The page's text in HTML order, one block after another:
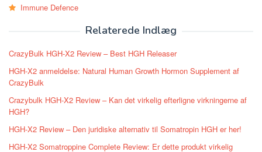
Immune Defence
Relaterede Indlæg
CrazyBulk HGH-X2 Review – Best HGH Releaser
HGH-X2 anmeldelse: Natural Human Growth Hormon Supplement af
CrazyBulk
Crazybulk HGH-X2 Review – Kan det virkelig efterligne virkningerne af
HGH?
HGH-X2 Review – Den juridiske alternativ til Somatropin HGH er her!
HGH-X2 Somatroppine Complete Review: Er dette produkt virkelig